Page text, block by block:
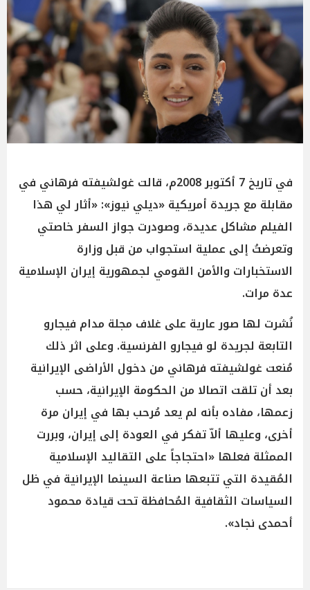
في تاريخ 7 أكتوبر 2008م، قالت غولشيفته فرهاني في
مقابلة مع جريدة أمريكية «ديلي نيوز»: «أثار لي هذا
الفيلم مشاكل عديدة، وصودرت جواز السفر خاصتي
وتعرضتُ إلى عملية استجواب من قبل وزارة
الاستخبارات والأمن القومي لجمهورية إيران الإسلامية
عدة مرات.
نُشرت لها صور عارية على غلاف مجلة مدام فيجارو
التابعة لجريدة لو فيجارو الفرنسية. وعلى اثر ذلك
مُنعت غولشيفته فرهاني من دخول الأراضى الإيرانية
بعد أن تلقت اتصالا من الحكومة الإيرانية، حسب
زعمها، مفاده بأنه لم يعد مُرحب بها في إيران مرة
أخرى، وعليها ألاّ تفكر في العودة إلى إيران، وبررت
الممثلة فعلها «احتجاجاً على التقاليد الإسلامية
المُقيدة التي تتبعها صناعة السينما الإيرانية في ظل
السياسات الثقافية المُحافظة تحت قيادة محمود
أحمدى نجاد».